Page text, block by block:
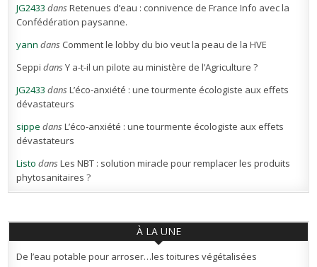
JG2433 dansRetenues d’eau : connivence de France Info avec la
Confédération paysanne.
yann dans Comment le lobby du bio veut la peau de la HVE
Seppi dansY a-t-il un pilote au ministère de l’Agriculture ?
JG2433 dansL’éco-anxiété : une tourmente écologiste aux effets
dévastateurs
sippe dansL’éco-anxiété : une tourmente écologiste aux effets
dévastateurs
Listo dansLes NBT : solution miracle pour remplacer les produits
phytosanitaires ?
À LA UNE
De l’eau potable pour arroser…les toitures végétalisées